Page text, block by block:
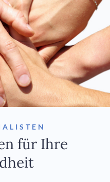
für Ihre